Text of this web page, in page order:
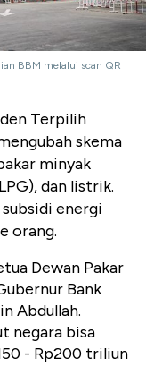
BBM melalui scan QR
Terpilih
skema
minyak
dan listrik.
energi
orang.
Dewan Pakar
Bank
Abdullah.
negara bisa
- Rp200 triliun